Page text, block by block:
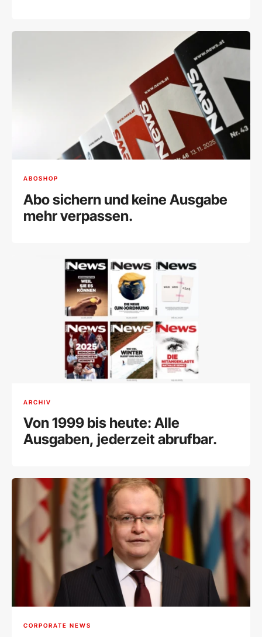
ABOSHOP
Abo sichern und keine Ausgabe
mehr verpassen.
ARCHIV
Von 1999 bis heute: Alle
Ausgaben, jederzeit abrufbar.
CORPORATE NEWS